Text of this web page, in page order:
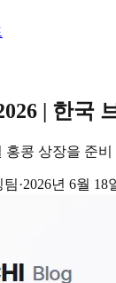
| 한국
홍콩 상장을 준
팀·2026년 6월 18